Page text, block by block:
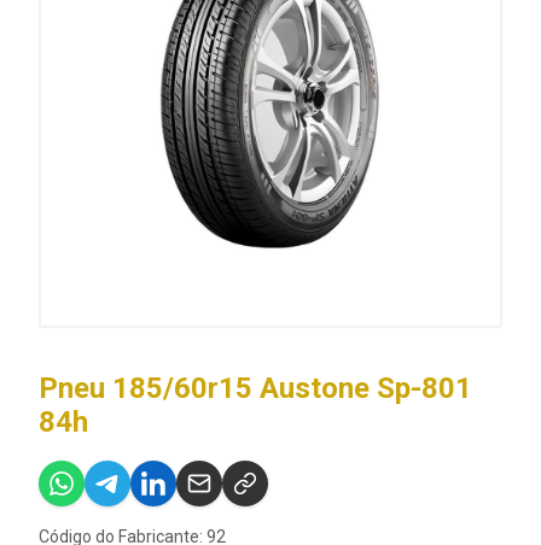
Pneu 185/60r15 Austone Sp-801
84h
Código do Fabricante: 92